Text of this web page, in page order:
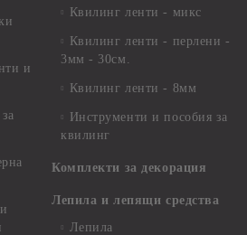
и
Квилинг ленти - микс
Квилинг ленти - перлени -
3мм - 30см.
Квилинг ленти - 8мм
Инструменти и пособия за
квилинг
Комплекти за декорация
Лепила и лепящи средства
Лепила